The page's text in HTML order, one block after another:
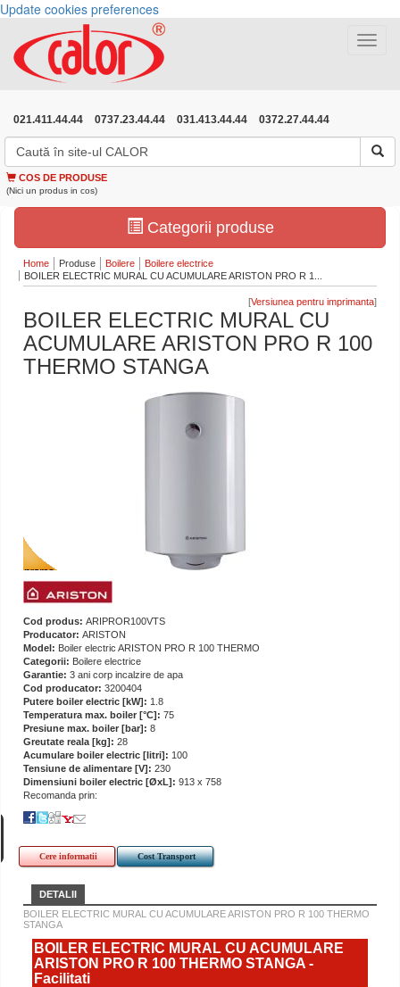
Update cookies preferences
Toggle
021.411.44.44 0737.23.44.44 031.413.44.44 0372.27.44.44
COS DE PRODUSE
(Nici un produs in cos)
Categorii produse
Home Produse Boilere
Boilere electrice
BOILER ELECTRIC MURAL CU ACUMULARE ARISTON PRO R 1...
[ ]
BOILER ELECTRIC MURAL CU
ACUMULARE ARISTON PRO R 100
THERMO STANGA
Cod produs: ARIPROR100VTS
Producator: ARISTON
Model: Boiler electric ARISTON PRO R 100 THERMO
Categorii: Boilere electrice
Garantie: 3 ani corp incalzire de apa
Cod producator: 3200404
Putere boiler electric [kW]: 1.8
Temperatura max. boiler [°C]: 75
Presiune max. boiler [bar]: 8
Greutate reala [kg]: 28
Acumulare boiler electric [litri]: 100
Tensiune de alimentare [V]: 230
Dimensiuni boiler electric [ØxL]: 913 x 758
Recomanda prin:
Cere informatii Cost Transport
DETALII
BOILER ELECTRIC MURAL CU ACUMULARE ARISTON PRO R 100 THERMO
STANGA
BOILER ELECTRIC MURAL CU ACUMULARE
ARISTON PRO R 100 THERMO STANGA -
Facilitati